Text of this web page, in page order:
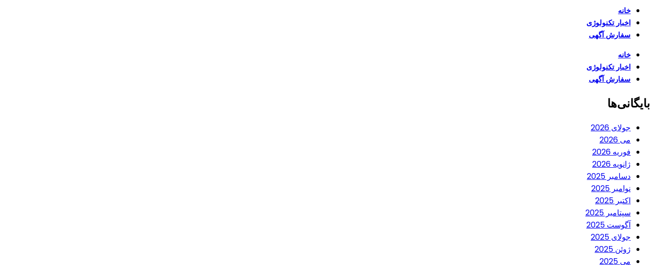
خانه
اخبار تکنولوژی
سفارش آگهی
خانه
اخبار تکنولوژی
سفارش آگهی
بایگانی‌ها
جولای 2026
می 2026
فوریه 2026
ژانویه 2026
دسامبر 2025
نوامبر 2025
اکتبر 2025
سپتامبر 2025
آگوست 2025
جولای 2025
ژوئن 2025
می 2025